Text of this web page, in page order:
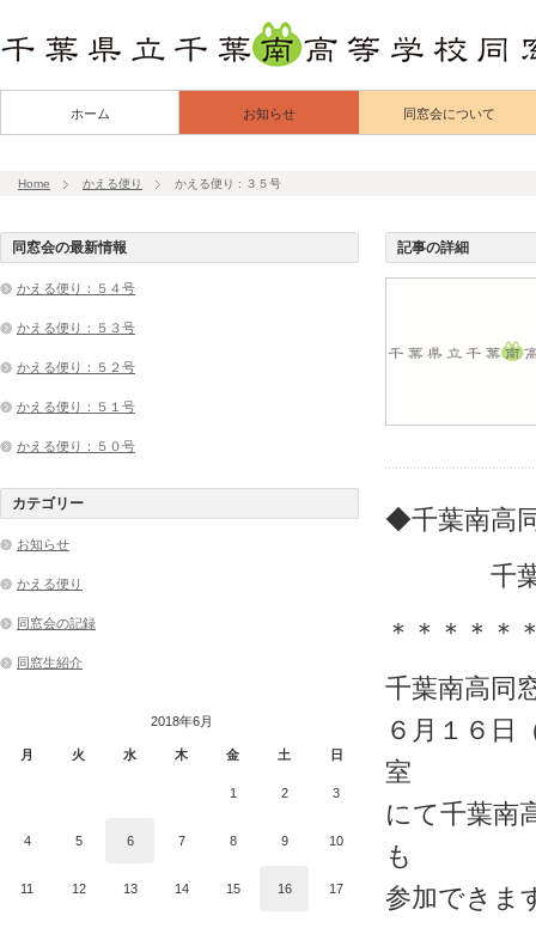
ホーム お知らせ 同窓会について
Home かえる便り かえる便り : ３５号
記事の詳細
◆千葉南高
千葉南高
＊＊＊＊＊
千葉南高同
６月１６日
室
にて千葉南
も
参加できま
同窓会の最新情報
かえる便り：５４号
かえる便り：５３号
かえる便り：５２号
かえる便り：５１号
かえる便り：５０号
カテゴリー
お知らせ
かえる便り
同窓会の記録
同窓生紹介
2018年6月
月 火 水 木 金 土 日
1 2 3
4 5 6 7 8 9 10
11 12 13 14 15 16 17